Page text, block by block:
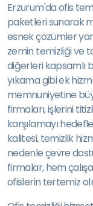
Erzurum'da ofis
paketleri sunarak
esnek çözümler
zemin temizliği ve
diğerleri kapsamlı
yıkama gibi ek
memnuniyetine
firmaları, işlerini
karşılamayı
kalitesi, temizlik
nedenle çevre
firmalar, hem
ofislerin tertemiz